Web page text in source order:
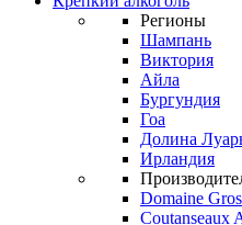
Регионы
Шампань
Виктория
Айла
Бургундия
Гоа
Долина
Ирландия
Domaine
Coutanseaux